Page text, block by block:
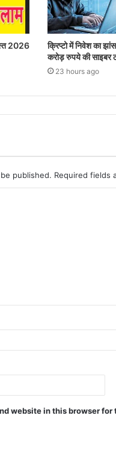
2026
क्रिप्टो में निवेश का
करोड़ रुपये की साइबर
23 hours ago
published. Required fields
website in this browser for